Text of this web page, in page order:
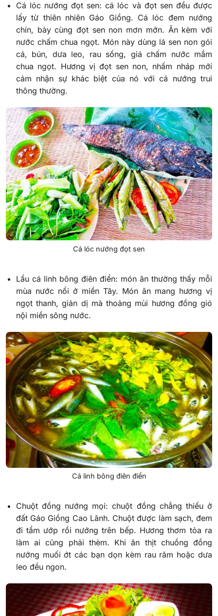
Cá lóc nướng đọt sen: cá lóc và đọt sen đều được
lấy từ thiên nhiên Gáo Giồng. Cá lóc đem nướng
chín, bày cùng đọt sen non mơn mởn. Ăn kèm với
nước chấm chua ngọt. Món này dùng lá sen non gói
cá, bún, dưa leo, rau sống, giá chấm nước mắm
chua ngọt. Hương vị đọt sen non, nhấm nháp mới
cảm nhận sự khác biệt của nó với cá nướng trui
thông thường.
Cá lóc nướng đọt sen
Lẩu cá linh bông điên điển: món ăn thường thấy mỗi
mùa nước nổi ở miền Tây. Món ăn mang hương vị
ngọt thanh, giản dị mà thoảng mùi hương đồng gió
nội miền sông nước.
Cá linh bông điên điển
Chuột đồng nướng mọi: chuột đồng chẳng thiếu ở
đất Gáo Giồng Cao Lãnh. Chuột được làm sạch, đem
đi tẩm ướp rồi nướng trên bếp. Hương thơm tỏa ra
làm ai cũng phải thèm. Khi ăn thịt chuồng đồng
nướng muối ớt các bạn dọn kèm rau răm hoặc dưa
leo đều ngon.